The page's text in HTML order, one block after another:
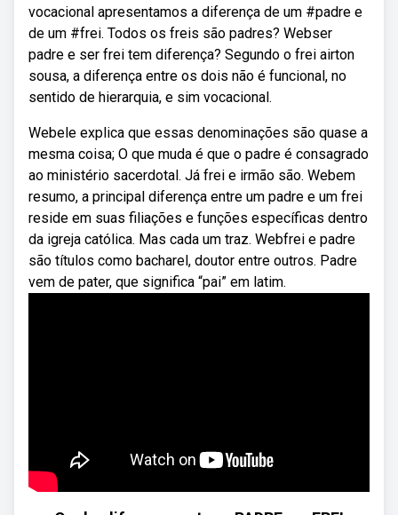
vocacional apresentamos a diferença de um #padre e
de um #frei. Todos os freis são padres? Webser
padre e ser frei tem diferença? Segundo o frei airton
sousa, a diferença entre os dois não é funcional, no
sentido de hierarquia, e sim vocacional.
Webele explica que essas denominações são quase a
mesma coisa; O que muda é que o padre é consagrado
ao ministério sacerdotal. Já frei e irmão são. Webem
resumo, a principal diferença entre um padre e um frei
reside em suas filiações e funções específicas dentro
da igreja católica. Mas cada um traz. Webfrei e padre
são títulos como bacharel, doutor entre outros. Padre
vem de pater, que significa “pai” em latim.